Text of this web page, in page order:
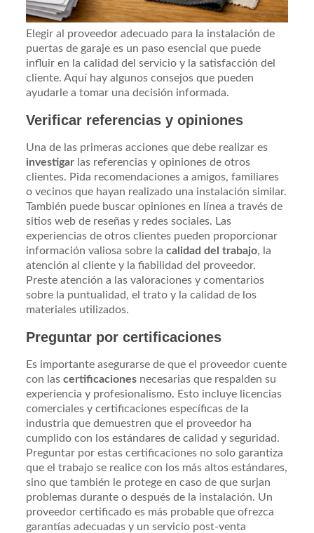
Elegir al proveedor adecuado para la instalación de
puertas de garaje es un paso esencial que puede
influir en la calidad del servicio y la satisfacción del
cliente. Aquí hay algunos consejos que pueden
ayudarle a tomar una decisión informada.
Verificar referencias y opiniones
Una de las primeras acciones que debe realizar es
investigar las referencias y opiniones de otros
clientes. Pida recomendaciones a amigos, familiares
o vecinos que hayan realizado una instalación similar.
También puede buscar opiniones en línea a través de
sitios web de reseñas y redes sociales. Las
experiencias de otros clientes pueden proporcionar
información valiosa sobre lacalidad del trabajo, la
atención al cliente y la fiabilidad del proveedor.
Preste atención a las valoraciones y comentarios
sobre la puntualidad, el trato y la calidad de los
materiales utilizados.
Preguntar por certificaciones
Es importante asegurarse de que el proveedor cuente
con lascertificaciones necesarias que respalden su
experiencia y profesionalismo. Esto incluye licencias
comerciales y certificaciones específicas de la
industria que demuestren que el proveedor ha
cumplido con los estándares de calidad y seguridad.
Preguntar por estas certificaciones no solo garantiza
que el trabajo se realice con los más altos estándares,
sino que también le protege en caso de que surjan
problemas durante o después de la instalación. Un
proveedor certificado es más probable que ofrezca
garantías adecuadas y un servicio post-venta